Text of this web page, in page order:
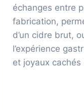
échanges entre
fabrication,
d’un cidre brut,
l’expérience
et joyaux